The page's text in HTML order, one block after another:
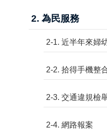
2. 為民服務
2-1. 近半年來婦
2-2. 拾得手機整
2-3. 交通違規檢
2-4. 網路報案